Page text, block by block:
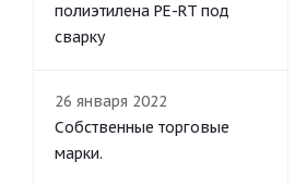
полиэтилена PE-RT под
сварку
26 января 2022
Собственные торговые
марки.